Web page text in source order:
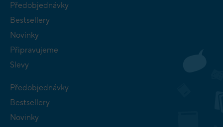
Předobjednávky
Bestsellery
Novinky
Připravujeme
Slevy
Předobjednávky
Bestsellery
Novinky